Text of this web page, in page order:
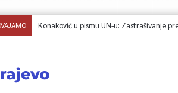
Protest zeničkih rudara do ispunjenja